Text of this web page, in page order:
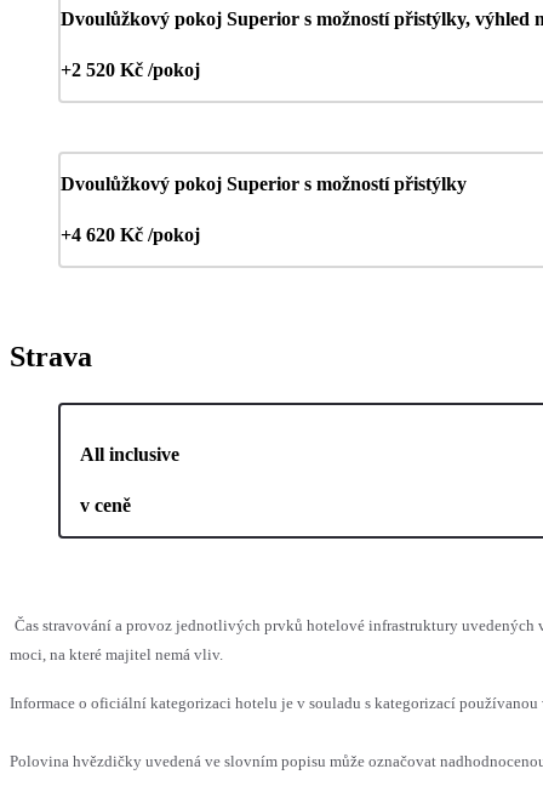
Dvoulůžkový pokoj Superior s možností přistýlky, výhled
+2 520 Kč /pokoj
Dvoulůžkový pokoj Superior s možností přistýlky
+4 620 Kč /pokoj
Strava
All inclusive
v ceně
Čas stravování a provoz jednotlivých prvků hotelové infrastruktury uvedených
moci, na které majitel nemá vliv.
Informace o oficiální kategorizaci hotelu je v souladu s kategorizací
Polovina hvězdičky uvedená ve slovním popisu může označovat